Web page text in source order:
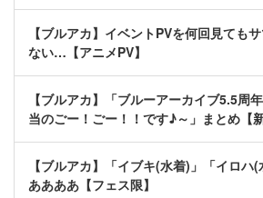
【ブルアカ】イベントPVを何回見ても
ない…【アニメPV】
【ブルアカ】「ブルーアーカイブ5.5周
当のごー！ごー！！です♪～」まとめ【
【ブルアカ】「イブキ(水着)」「イロハ
ああああ【フェス限】